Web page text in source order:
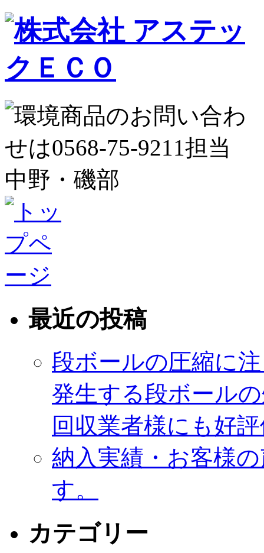
最近の投稿
段ボールの圧縮に
発生する段ボール
回収業者様にも好
納入実績・お客様
す。
カテゴリー